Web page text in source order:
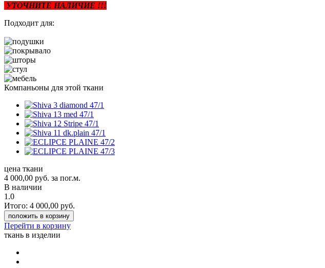
УТОЧНИТЕ НАЛИЧИЕ !!!
Подходит для:
Компаньоны для этой ткани
цена ткани
4 000,00 руб. за пог.м.
В наличии
1.0
Итого: 4 000,00 руб.
положить в корзину
Перейти в корзину
ткань в изделии